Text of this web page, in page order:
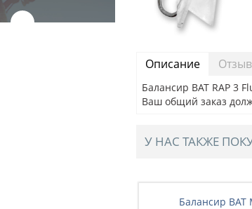
Описание
Балансир BAT RAP 3
Ваш общий заказ
У НАС ТАКЖЕ
Балансир BAT